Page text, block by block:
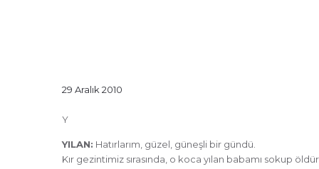
29 Aralık 2010
Y
YILAN: Hatırlarım, güzel, güneşli bir gündü.
Kır gezintimiz sırasında, o koca yılan babamı sokup